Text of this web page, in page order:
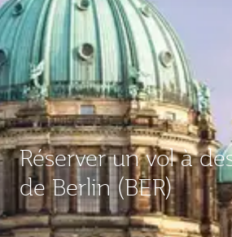
Réserver un vol à
de Berlin (BER)